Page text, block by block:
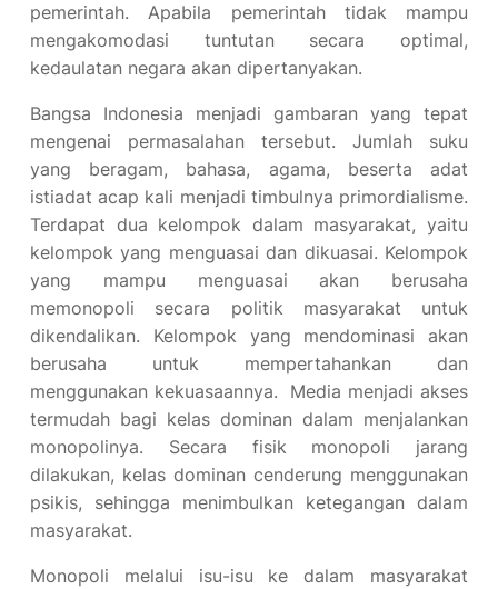
pemerintah. Apabila pemerintah tidak mampu
mengakomodasi tuntutan secara optimal,
kedaulatan negara akan dipertanyakan.
Bangsa Indonesia menjadi gambaran yang tepat
mengenai permasalahan tersebut. Jumlah suku
yang beragam, bahasa, agama, beserta adat
istiadat acap kali menjadi timbulnya primordialisme.
Terdapat dua kelompok dalam masyarakat, yaitu
kelompok yang menguasai dan dikuasai. Kelompok
yang mampu menguasai akan berusaha
memonopoli secara politik masyarakat untuk
dikendalikan. Kelompok yang mendominasi akan
berusaha untuk mempertahankan dan
menggunakan kekuasaannya. Media menjadi akses
termudah bagi kelas dominan dalam menjalankan
monopolinya. Secara fisik monopoli jarang
dilakukan, kelas dominan cenderung menggunakan
psikis, sehingga menimbulkan ketegangan dalam
masyarakat.
Monopoli melalui isu-isu ke dalam masyarakat